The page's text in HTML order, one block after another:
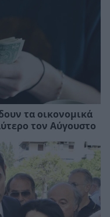
τα οικονομικά
τον Αύγουστο